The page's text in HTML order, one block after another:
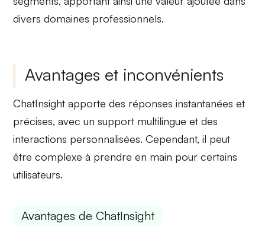
divers domaines professionnels.
Avantages et inconvénients
ChatInsight apporte des réponses instantanées et
précises, avec unsupport multilingue et des
interactions personnalisées. Cependant, il peut
êtrecomplexe à prendre en main pour certains
utilisateurs.
Avantages de ChatInsight